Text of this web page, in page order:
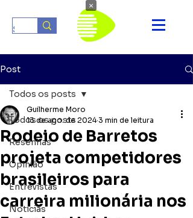
Post
Todos os posts
Resenhas
Opinião
Entrevistas
Notícias
Todos os posts
Rodeio de Barretos
projeta competidores
brasileiros para
carreira milionária nos
Guilherme Moro
13 de ago. de 2024 3 min de leitura
×